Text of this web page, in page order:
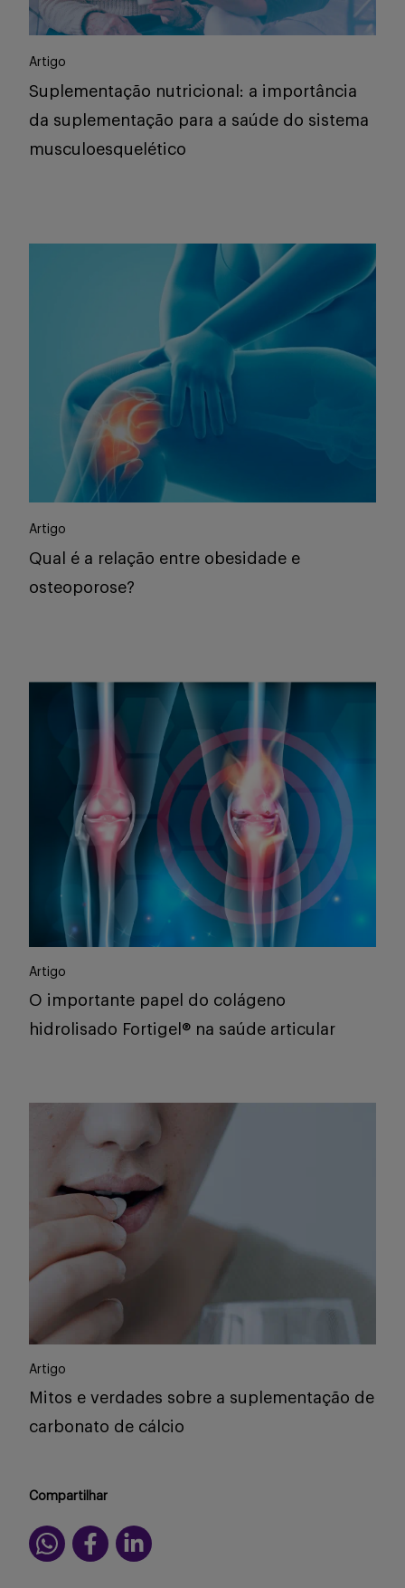
Artigo
Suplementação nutricional: a importância
da suplementação para a saúde do sistema
musculoesquelético
Artigo
Qual é a relação entre obesidade e
osteoporose?
Artigo
O importante papel do colágeno
hidrolisado Fortigel® na saúde articular
Artigo
Mitos e verdades sobre a suplementação de
carbonato de cálcio
Compartilhar